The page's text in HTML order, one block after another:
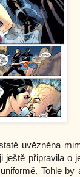
uvězněna
ještě připravila o
Tohle by